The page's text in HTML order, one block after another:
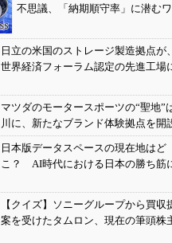
不思議、「納期順守率」に潜む
日立の米国のストレージ製造拠点が、
世界経済フォーラム認定の先進工場
マツダのモータースポーツの“聖地”
川に、新たなブランド体験拠点を開
日本版データスペースの現在地はど
こ？ AI時代における日本の勝ち筋
【クイズ】ソニーグループから買収
案を受けたタムロン、現在の筆頭株